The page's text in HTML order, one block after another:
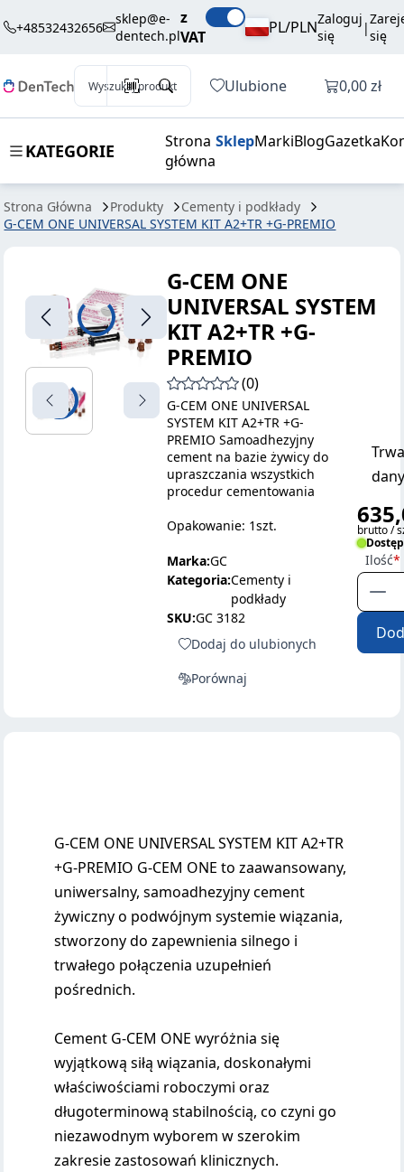
+48532432656
sklep@e-
dentech.pl
z
VAT
PL/PLNZaloguj
się
|się
Wyszukaj produkt Ulubione Otwórz
0,00 zł
KATEGORIE
Strona
główna
SklepMarkiBlogGazetka
Strona Główna Produkty
Cementy i podkłady
G-CEM ONE UNIVERSAL SYSTEM KIT A2+TR +G-PREMIO
UNIVERSAL
SYSTEM KIT
A2+TR +G-
PREMIO
635,00 zł
brutto / szt. Dodaj do koszyka
G-CEM ONE
UNIVERSAL SYSTEM
KIT A2+TR +G-
PREMIO
(0)
G-CEM ONE UNIVERSAL
SYSTEM KIT A2+TR +G-
PREMIO Samoadhezyjny
cement na bazie żywicy do
upraszczania wszystkich
procedur cementowania
Opakowanie: 1szt.
Marka:GC
Kategoria:Cementy i
podkłady
SKU:GC 3182
Dodaj do ulubionych
Porównaj
brutto /
Ilość
G-CEM ONE UNIVERSAL SYSTEM KIT A2+TR
+G-PREMIO G-CEM ONE to zaawansowany,
uniwersalny, samoadhezyjny cement
żywiczny o podwójnym systemie wiązania,
stworzony do zapewnienia silnego i
trwałego połączenia uzupełnień
pośrednich.
Cement G-CEM ONE wyróżnia się
wyjątkową siłą wiązania, doskonałymi
właściwościami roboczymi oraz
długoterminową stabilnością, co czyni go
niezawodnym wyborem w szerokim
zakresie zastosowań klinicznych.